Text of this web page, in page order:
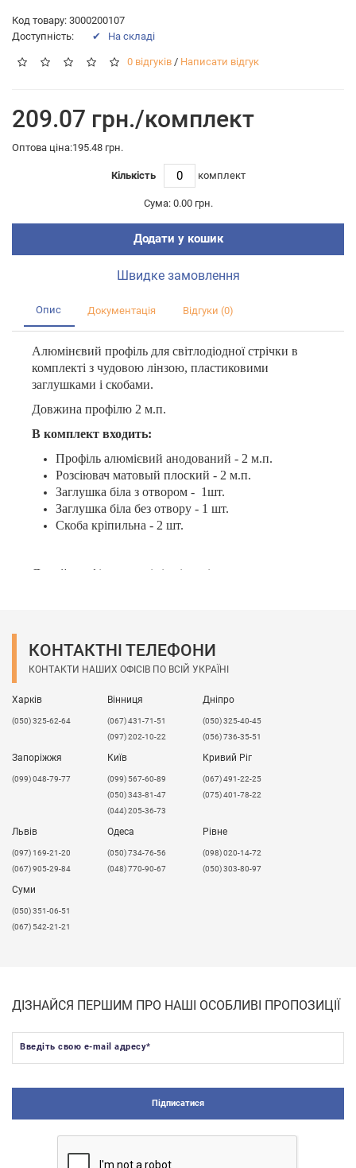
Код товару: 3000200107
Доступність:
✔ На складі
0 відгуків / Написати відгук
209.07 грн./комплект
Оптова ціна:195.48 грн.
Кількість комплект
Сума: 0.00 грн.
Додати у кошик
Швидке замовлення
Опис Документація Відгуки (0)
Алюмінєвий профіль для світлодіодної стрічки в
комплекті з чудовою лінзою, пластиковими
заглушками і скобами.
Довжина профілю 2 м.п.
В комплект входить:
Профіль алюмієвий анодований - 2 м.п.
Розсіювач матовый плоский - 2 м.п.
Заглушка біла з отвором - 1шт.
Заглушка біла без отвору - 1 шт.
Скоба кріпильна - 2 шт.
Даний профіль в дуеті зі світлодіодним
стелі і просто замість старих, громіздких
світильників. Даний профіль забезпечує ефективне
відведення тепла від світлодіодної стрічки. Спрощує
Ви, напевно, звертали увагу на вітрини, освітлені
світлодіодною стрічкою. Як не дивно, але світла від
товаром. Алюмінієвий аннодірованний профіль
надає гарний вид вітрин і служить прекрасним
теплоотводних провідником. Так чому б не
використати таке практичне освітлення для
оформлення рекламних площин, інтер'єрів офісу,
будинку або квартири? Місця використання профілів
зі світлодіодною стрічкою обмежені лише Вашою
Ціни наведені за комплект.
КОНТАКТНІ ТЕЛЕФОНИ
КОНТАКТИ НАШИХ ОФІСІВ ПО ВСІЙ УКРАЇНІ
Харків
(050) 325-62-64
Вінниця
(067) 431-71-51
(097) 202-10-22
Дніпро
(050) 325-40-45
(056) 736-35-51
Запоріжжя
(099) 048-79-77
Київ
(099) 567-60-89
(050) 343-81-47
(044) 205-36-73
Кривий Ріг
(067) 491-22-25
(075) 401-78-22
Львів
​(097) 169-21-20
(067) 905-29-84
Одеса
(050) 734-76-56
(048) 770-90-67
Рівне
(098) 020-14-72
(050) 303-80-97
Суми
(050) 351-06-51
(067) 542-21-21
ДІЗНАЙСЯ ПЕРШИМ ПРО НАШІ ОСОБЛИВІ ПРОПОЗИЦІЇ
Введіть свою e-mail адресу*
Підписатися